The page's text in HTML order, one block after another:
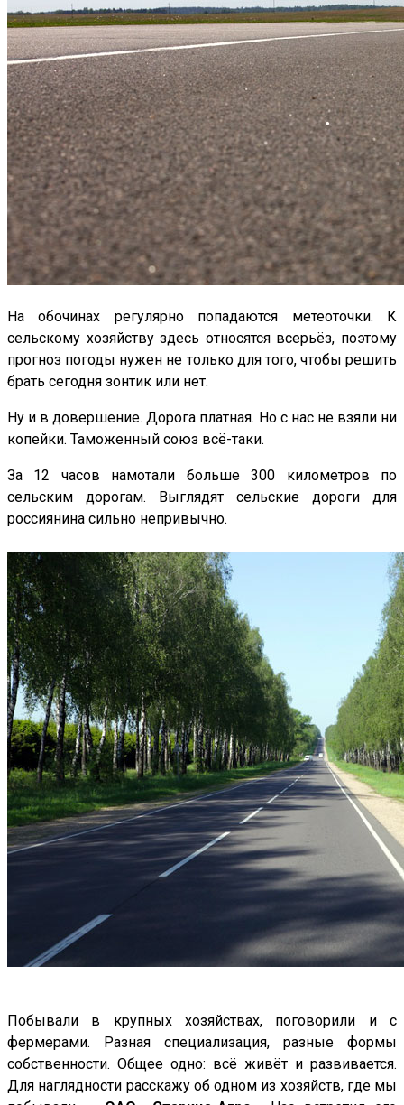
На обочинах регулярно попадаются метеоточки. К
сельскому хозяйству здесь относятся всерьёз, поэтому
прогноз погоды нужен не только для того, чтобы решить
брать сегодня зонтик или нет.
Ну и в довершение. Дорога платная. Но с нас не взяли ни
копейки. Таможенный союз всё-таки.
За 12 часов намотали больше 300 километров по
сельским дорогам. Выглядят сельские дороги для
россиянина сильно непривычно.
Побывали в крупных хозяйствах, поговорили и с
фермерами. Разная специализация, разные формы
собственности. Общее одно: всё живёт и развивается.
Для наглядности расскажу об одном из хозяйств, где мы